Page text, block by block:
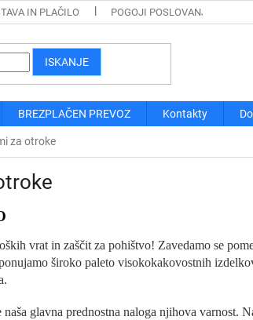
IN PLAČILO POGOJI POSLOVANJA
ISKANJE
BREZPLAČEN PREVOZ Kontakty
za otroke
vrat in zaščit za pohištvo! Zavedamo se
široko paleto visokokakovostnih
glavna prednostna naloga njihova varnost.